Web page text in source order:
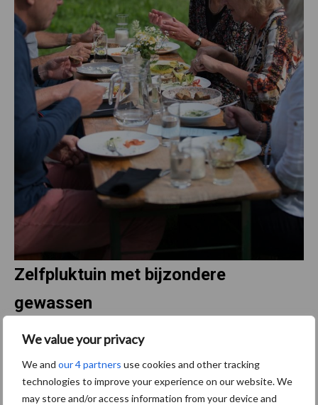
We value your privacy
We and our 4 partners use cookies and other tracking
technologies to improve your experience on our website. We
may store and/or access information from your device and
Zelfpluktuin met bijzondere
gewassen
Biologische zelfpluktuin Sprankenhof in het Brabantse Udenhout
grenst aan het Nationaal Park De Loonse en Drunense Duinen.
Dat geeft tuinders Mark Vonk en Josèt Vermeer een goede basis
om zich te richten op bezoekers door het aanbieden van allerlei